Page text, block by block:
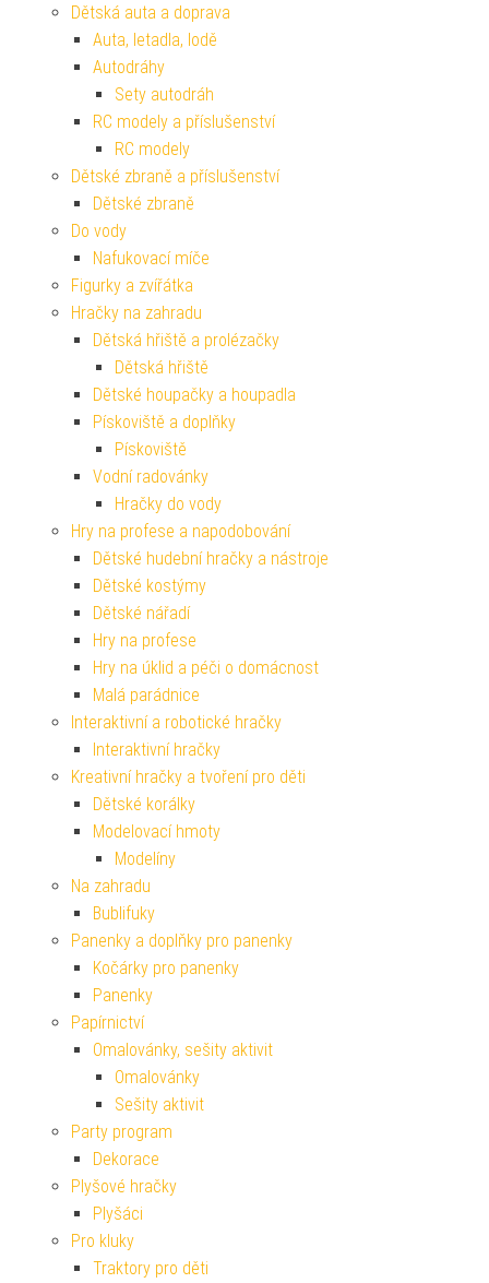
Dětská auta a doprava
Auta, letadla, lodě
Autodráhy
Sety autodráh
RC modely a příslušenství
RC modely
Dětské zbraně a příslušenství
Dětské zbraně
Do vody
Nafukovací míče
Figurky a zvířátka
Hračky na zahradu
Dětská hřiště a prolézačky
Dětská hřiště
Dětské houpačky a houpadla
Pískoviště a doplňky
Pískoviště
Vodní radovánky
Hračky do vody
Hry na profese a napodobování
Dětské hudební hračky a nástroje
Dětské kostýmy
Dětské nářadí
Hry na profese
Hry na úklid a péči o domácnost
Malá parádnice
Interaktivní a robotické hračky
Interaktivní hračky
Kreativní hračky a tvoření pro děti
Dětské korálky
Modelovací hmoty
Modelíny
Na zahradu
Bublifuky
Panenky a doplňky pro panenky
Kočárky pro panenky
Panenky
Papírnictví
Omalovánky, sešity aktivit
Omalovánky
Sešity aktivit
Party program
Dekorace
Plyšové hračky
Plyšáci
Pro kluky
Traktory pro děti